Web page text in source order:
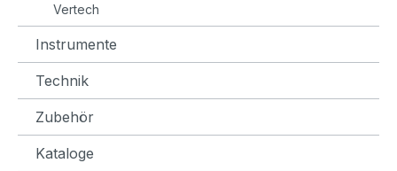
Vertech
Instrumente
Technik
Zubehör
Kataloge